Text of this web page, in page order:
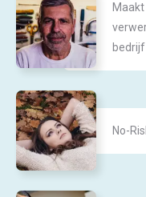
Maakt
No-